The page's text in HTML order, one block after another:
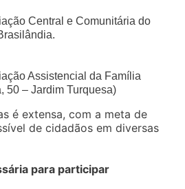
Central e Comunitária do
Assistencial da Família
50 – Jardim Turquesa)
é extensa, com a meta de
de cidadãos em diversas
para participar